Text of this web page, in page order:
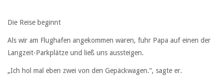
Die Reise beginnt
Als wir am Flughafen angekommen waren, fuhr Papa auf einen der
Langzeit-Parkplätze und ließ uns aussteigen.
„Ich hol mal eben zwei von den Gepäckwagen.“, sagte er.